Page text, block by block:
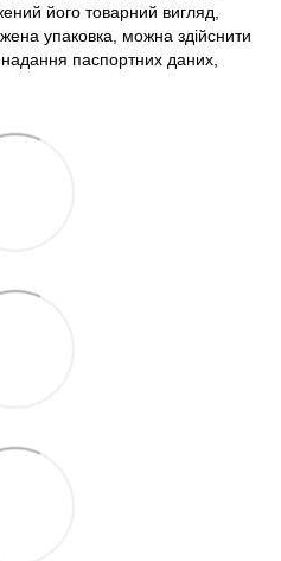
його товарний вигляд,
упаковка, можна здійснити
паспортних даних,